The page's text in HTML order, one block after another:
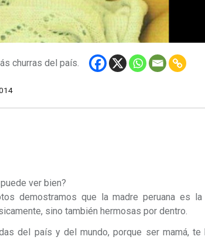
churras del país.
ver bien?
demostramos que la madre peruana es la
sino también hermosas por dentro.
del país y del mundo, porque ser mamá, te